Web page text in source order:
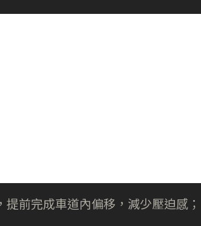
前完成車道內偏移，減少壓迫感；